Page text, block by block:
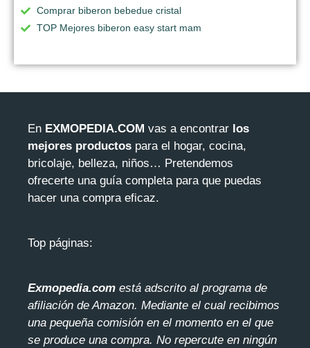
Comprar biberon bebedue cristal
TOP Mejores biberon easy start mam
En EXMOPEDIA.COM vas a encontrar los
mejores productos para el hogar, cocina,
bricolaje, belleza, niños… Pretendemos
ofrecerte una guía completa para que puedas
hacer una compra eficaz.
Top páginas:
Exmopedia.com está adscrito al programa de
afiliación de Amazon. Mediante el cual recibimos
una pequeña comisión en el momento en el que
se produce una compra. No repercute en ningún